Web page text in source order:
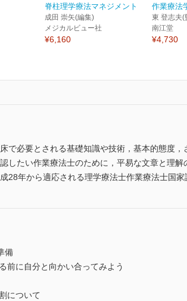
脊柱理学療法マネジメント
成田 崇矢(編集)
メジカルビュー社
¥6,160
作業療法
東 登志夫(
南江堂
¥4,730
で必要とされる基礎知識や技術，基本的態度
したい作業療法士のために，平易な文章と理
28年から適応される理学療法士作業療法士
備
前に自分と向かい合ってみよう
について